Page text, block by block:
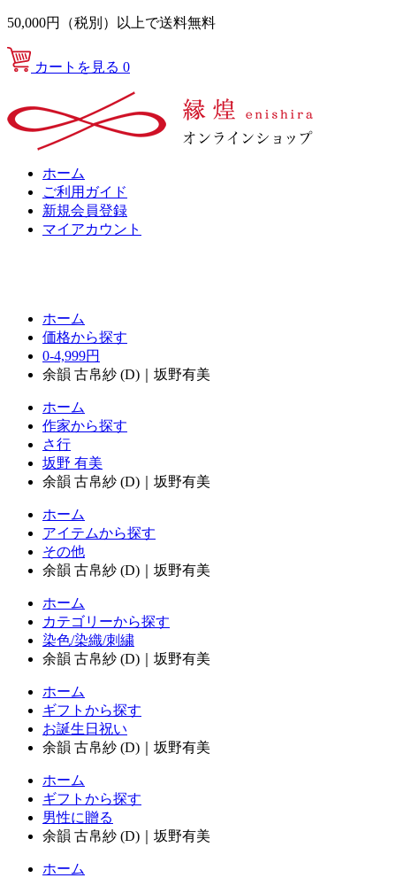
50,000円（税別）以上で送料無料
カートを見る 0
ホーム
ご利用ガイド
新規会員登録
マイアカウント
ホーム
価格から探す
0-4,999円
余韻 古帛紗 (D)｜坂野有美
ホーム
作家から探す
さ行
坂野 有美
余韻 古帛紗 (D)｜坂野有美
ホーム
アイテムから探す
その他
余韻 古帛紗 (D)｜坂野有美
ホーム
カテゴリーから探す
染色/染織/刺繍
余韻 古帛紗 (D)｜坂野有美
ホーム
ギフトから探す
お誕生日祝い
余韻 古帛紗 (D)｜坂野有美
ホーム
ギフトから探す
男性に贈る
余韻 古帛紗 (D)｜坂野有美
ホーム